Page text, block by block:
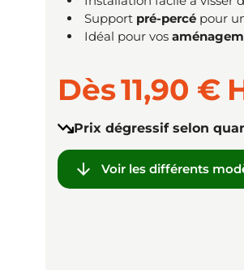
Support pré-percé pour
Idéal pour vos
Dès11,90 €
Prix dégressif selon
 Voir les différents